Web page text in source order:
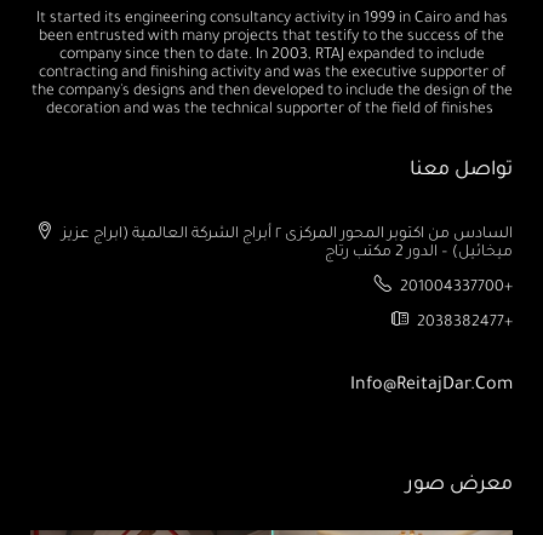
It started its engineering consultancy activity in 1999 in Cairo and has
been entrusted with many projects that testify to the success of the
company since then to date. In 2003, RTAJ expanded to include
contracting and finishing activity and was the executive supporter of
the company's designs and then developed to include the design of the
decoration and was the technical supporter of the field of finishes
تواصل معنا
ميخائيل) – الدور 2 مكتب رتاج
201004337700+
2038382477+
Info@ReitajDar.com
معرض صور